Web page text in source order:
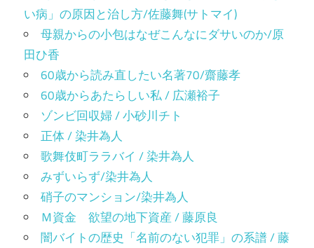
い病」の原因と治し方/佐藤舞(サトマイ)
母親からの小包はなぜこんなにダサいのか/原
田ひ香
60歳から読み直したい名著70/齋藤孝
60歳からあたらしい私 / 広瀬裕子
ゾンビ回収婦 / 小砂川チト
正体 / 染井為人
歌舞伎町ララバイ / 染井為人
みずいらず/染井為人
硝子のマンション/染井為人
Ｍ資金 欲望の地下資産 / 藤原良
闇バイトの歴史「名前のない犯罪」の系譜 / 藤